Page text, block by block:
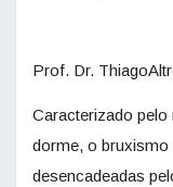
Prof. Dr.
Caracterizado pelo
dorme, o bruxismo
desencadeadas